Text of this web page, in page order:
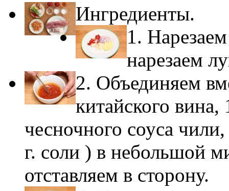
Ингредиенты.
1.
нарезаем
2. Объединяем
китайского вина,
чесночного соуса
г. соли ) в небольшой
отставляем в сторону.